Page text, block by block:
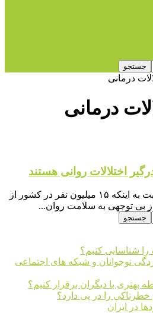
درمانی
درمانی
همایون هاشمی با هشدار نسبت به اینکه ۱۵ میلیون نفر در کشور از
از بی توجهی به سلامت روان...
را شناسایی کنیم؟
نوجوانان و شبکه های اجتماعی
بهتری با دیگران برقرار کنیم؟
را در پی دارد؟
در ایران